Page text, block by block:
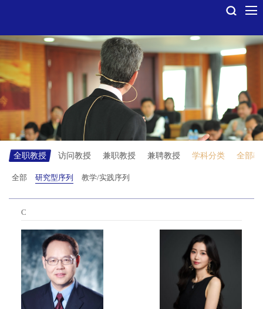
全职教授 访问教授 兼职教授 兼聘教授 学科分类 全部教
全部 研究型序列 教学/实践序列
C